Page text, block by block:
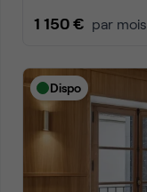
1 150 € par mois
Dispo